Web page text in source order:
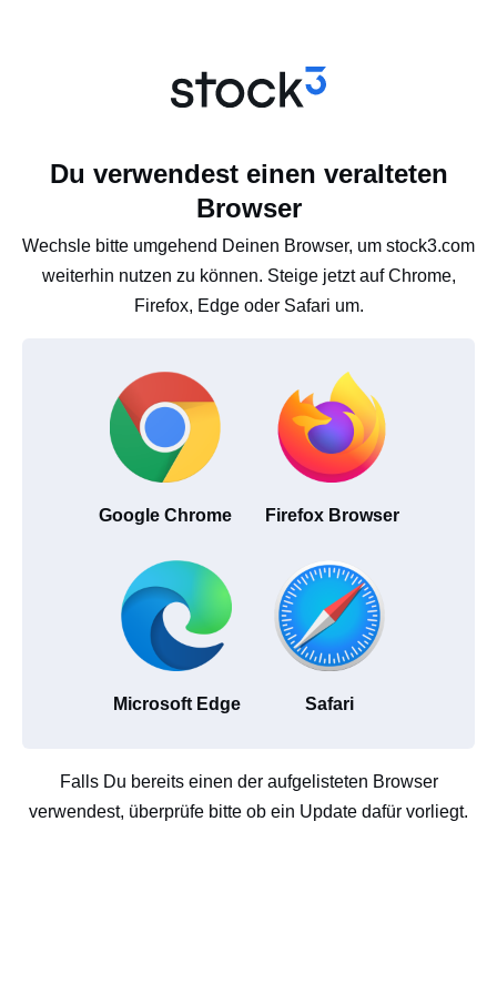
Du verwendest einen veralteten
Browser
Wechsle bitte umgehend Deinen Browser, um stock3.com
weiterhin nutzen zu können. Steige jetzt auf Chrome,
Firefox, Edge oder Safari um.
Google Chrome Firefox Browser
Microsoft Edge Safari
Falls Du bereits einen der aufgelisteten Browser
verwendest, überprüfe bitte ob ein Update dafür vorliegt.